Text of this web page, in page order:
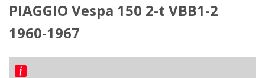
PIAGGIO Vespa 150 2-t VBB1-2
1960-1967